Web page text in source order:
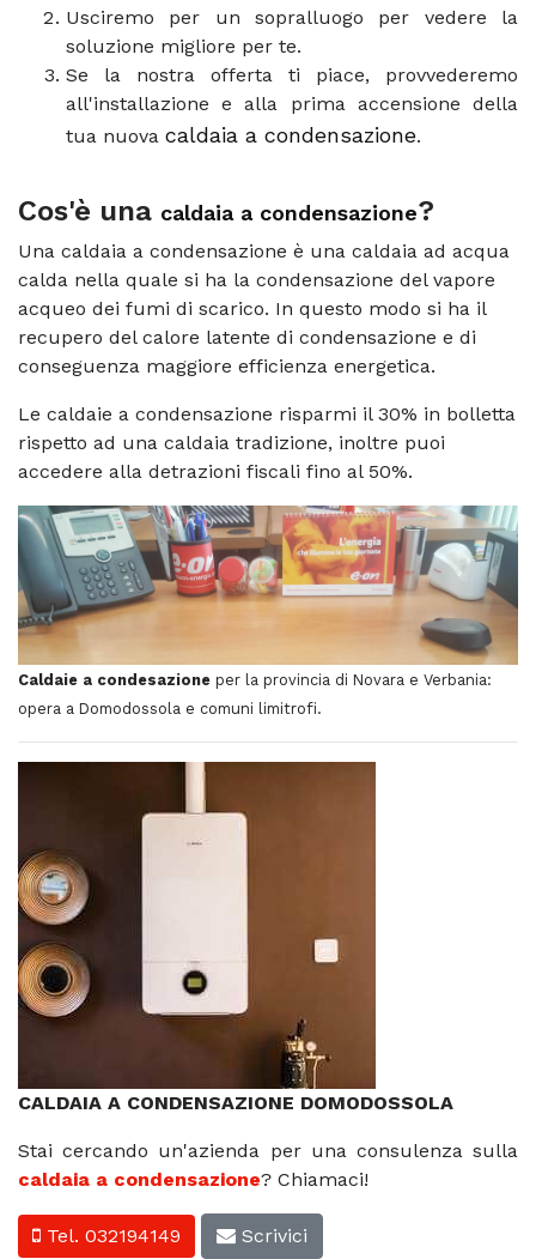
Usciremo per un sopralluogo per vedere la
soluzione migliore per te.
Se la nostra offerta ti piace, provvederemo
all'installazione e alla prima accensione della
tua nuova caldaia a condensazione.
Cos'è una caldaia a condensazione?
Una caldaia a condensazione è una caldaia ad acqua
calda nella quale si ha la condensazione del vapore
acqueo dei fumi di scarico. In questo modo si ha il
recupero del calore latente di condensazione e di
conseguenza maggiore efficienza energetica.
Le caldaie a condensazione risparmi il 30% in bolletta
rispetto ad una caldaia tradizione, inoltre puoi
accedere alla detrazioni fiscali fino al 50%.
Caldaie a condesazione per la provincia di Novara e Verbania:
opera a Domodossola e comuni limitrofi.
CALDAIA A CONDENSAZIONE DOMODOSSOLA
Stai cercando un'azienda per una consulenza sulla
caldaia a condensazione? Chiamaci!
Tel. 032194149 Scrivici